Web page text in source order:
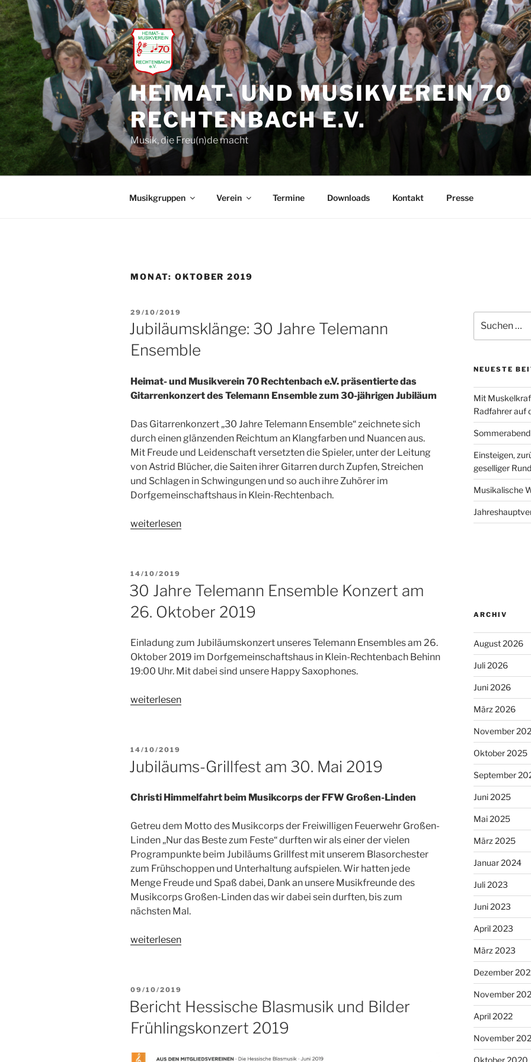
Zum
Inhalt
springen
HEIMAT- UND MUSIKVEREIN 70
RECHTENBACH E.V.
Musik, die Freu(n)de macht
Musikgruppen Verein Termine Downloads Kontakt Presse
MONAT: OKTOBER 2019
VERÖFFENTLICHT
AM
29/10/2019
Jubiläumsklänge: 30 Jahre Telemann
Ensemble
Heimat- und Musikverein 70 Rechtenbach e.V. präsentierte das
Gitarrenkonzert des Telemann Ensemble zum 30-jährigen Jubiläum
Das Gitarrenkonzert „30 Jahre Telemann Ensemble“ zeichnete sich
durch einen glänzenden Reichtum an Klangfarben und Nuancen aus.
Mit Freude und Leidenschaft versetzten die Spieler, unter der Leitung
von Astrid Blücher, die Saiten ihrer Gitarren durch Zupfen, Streichen
und Schlagen in Schwingungen und so auch ihre Zuhörer im
Dorfgemeinschaftshaus in Klein-Rechtenbach.
„Jubiläumsklänge:
Ensemble“
weiterlesen
VERÖFFENTLICHT
14/10/2019
30 Jahre Telemann Ensemble Konzert am
26. Oktober 2019
Einladung zum Jubiläumskonzert unseres Telemann Ensembles am 26.
Oktober 2019 im Dorfgemeinschaftshaus in Klein-Rechtenbach Behinn
19:00 Uhr. Mit dabei sind unsere Happy Saxophones.
„30
Konzert
am
Oktober
weiterlesen
VERÖFFENTLICHT
AM
14/10/2019
Jubiläums-Grillfest am 30. Mai 2019
Christi Himmelfahrt beim Musikcorps der FFW Großen-Linden
Getreu dem Motto des Musikcorps der Freiwilligen Feuerwehr Großen-
Linden „Nur das Beste zum Feste“ durften wir als einer der vielen
Programpunkte beim Jubiläums Grillfest mit unserem Blasorchester
zum Frühschoppen und Unterhaltung aufspielen. Wir hatten jede
Menge Freude und Spaß dabei, Dank an unsere Musikfreunde des
Musikcorps Großen-Linden das wir dabei sein durften, bis zum
nächsten Mal.
„Jubiläums-
2019“
weiterlesen
VERÖFFENTLICHT
AM
09/10/2019
Bericht Hessische Blasmusik und Bilder
Frühlingskonzert 2019
nach:
NEUESTE
Mit
Radfahrer auf
Einsteigen,
geselliger
Musikalische
ARCHIV
August 2026
Juli 2026
Juni 2026
März 2026
November
Oktober 2025
September
Juni 2025
Mai 2025
März 2025
Januar 2024
Juli 2023
Juni 2023
April 2023
März 2023
Dezember
November
April 2022
November
Oktober 2020